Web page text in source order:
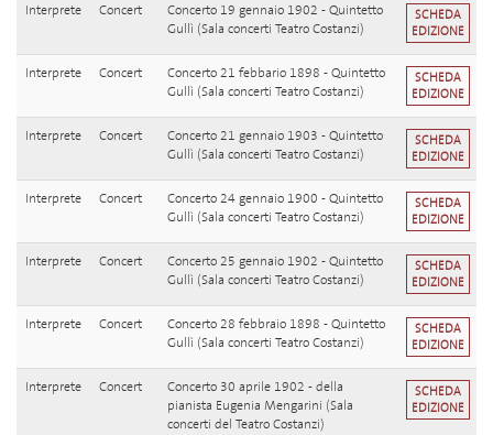
Interprete Concert
Concerto 19 gennaio 1902 - Quintetto
Gullì (Sala concerti Teatro Costanzi)
SCHEDA
EDIZIONE
Interprete Concert
Concerto 21 febbario 1898 - Quintetto
Gullì (Sala concerti Teatro Costanzi)
SCHEDA
EDIZIONE
Interprete Concert
Concerto 21 gennaio 1903 - Quintetto
Gullì (Sala concerti Teatro Costanzi)
SCHEDA
EDIZIONE
Interprete Concert
Concerto 24 gennaio 1900 - Quintetto
Gullì (Sala concerti Teatro Costanzi)
SCHEDA
EDIZIONE
Interprete Concert
Concerto 25 gennaio 1902 - Quintetto
Gullì (Sala concerti Teatro Costanzi)
SCHEDA
EDIZIONE
Interprete Concert
Concerto 28 febbraio 1898 - Quintetto
Gullì (Sala concerti Teatro Costanzi)
SCHEDA
EDIZIONE
Interprete Concert
Concerto 30 aprile 1902 - della
pianista Eugenia Mengarini (Sala
concerti del Teatro Costanzi)
SCHEDA
EDIZIONE